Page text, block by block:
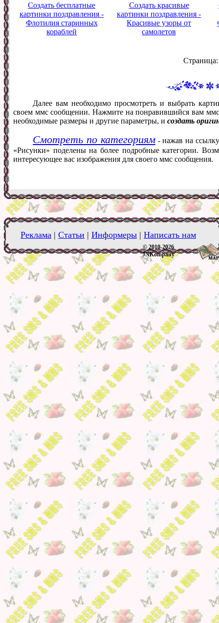
Создать бесплатные
картинки поздравления -
Флотилия старинных
кораблей
Создать красивые
картинки поздравления -
Красивые узоры от
самолетов
Далее вам необходимо просмотреть и выбрать
своем ммс сообщении. Нажмите на понравившийся вам
необходимые размеры и другие параметры, и создать
Смотреть по категориям- нажав на
«Рисунки» поделены на более подробные категории.
интересующее вас изображения для своего ммс сообщения.
Реклама | Статьи | Информеры | Написать нам
© 2010-2026
JNKompany